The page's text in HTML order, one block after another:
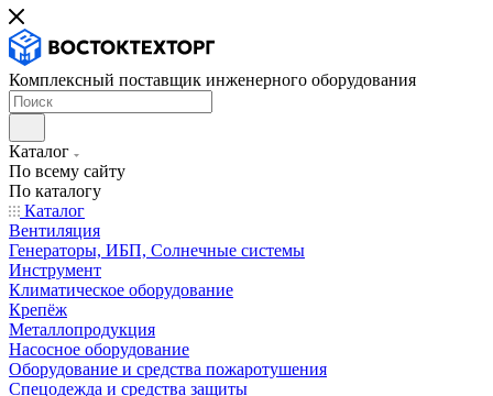
Комплексный поставщик инженерного оборудования
Каталог
По всему сайту
По каталогу
Каталог
Вентиляция
Генераторы, ИБП, Солнечные системы
Инструмент
Климатическое оборудование
Крепёж
Металлопродукция
Насосное оборудование
Оборудование и средства пожаротушения
Спецодежда и средства защиты